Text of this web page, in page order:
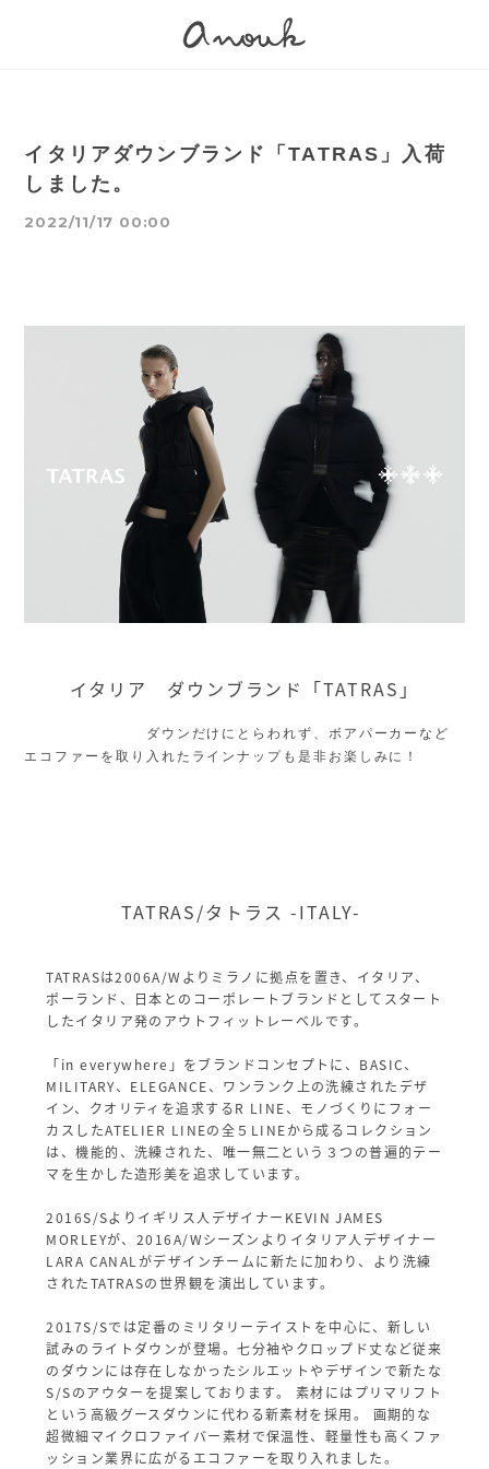
イタリアダウンブランド「TATRAS」入荷
しました。
2022/11/17 00:00
イタリア ダウンブランド「TATRAS」
ダウンだけにとらわれず、ボアパーカーなど
エコファーを取り入れたラインナップも是非お楽しみに！
TATRAS/タトラス -ITALY-
TATRASは2006A/Wよりミラノに拠点を置き、イタリア、
ポーランド、日本とのコーポレートブランドとしてスタート
したイタリア発のアウトフィットレーベルです。
「in everywhere」をブランドコンセプトに、BASIC、
MILITARY、ELEGANCE、ワンランク上の洗練されたデザ
イン、クオリティを追求するR LINE、モノづくりにフォー
カスしたATELIER LINEの全５LINEから成るコレクション
は、機能的、洗練された、唯一無二という３つの普遍的テー
マを生かした造形美を追求しています。
2016S/Sよりイギリス人デザイナーKEVIN JAMES
MORLEYが、2016A/Wシーズンよりイタリア人デザイナー
LARA CANALがデザインチームに新たに加わり、より洗練
されたTATRASの世界観を演出しています。
2017S/Sでは定番のミリタリーテイストを中心に、新しい
試みのライトダウンが登場。七分袖やクロップド丈など従来
のダウンには存在しなかったシルエットやデザインで新たな
S/Sのアウターを提案しております。 素材にはプリマリフト
という高級グースダウンに代わる新素材を採用。 画期的な
超微細マイクロファイバー素材で保温性、軽量性も高くファ
ッション業界に広がるエコファーを取り入れました。